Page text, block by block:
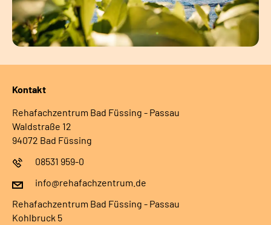
Kontakt
Rehafachzentrum Bad Füssing - Passau
Waldstraße 12
94072 Bad Füssing
08531 959-0
info@rehafachzentrum.de
Rehafachzentrum Bad Füssing - Passau
Kohlbruck 5